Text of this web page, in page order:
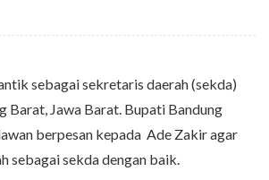
sebagai sekretaris daerah (sekda)
Barat, Jawa Barat. Bupati Bandung
berpesan kepada Ade Zakir agar
sebagai sekda dengan baik.